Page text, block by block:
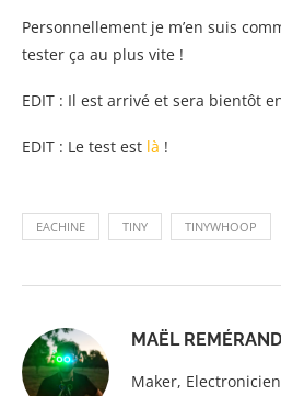
Personnellement je m’en suis
tester ça au plus vite !
EDIT : Il est arrivé et sera bientôt
EDIT : Le test est là !
EACHINE TINY TINYWHOOP
MAËL REMÉRAND
Maker,